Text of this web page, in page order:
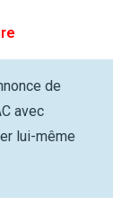
de
avec
lui-même